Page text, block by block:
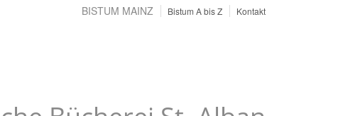
BISTUM MAINZ Bistum A bis Z Kontakt